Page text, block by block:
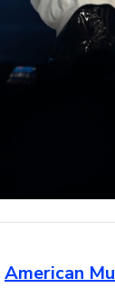
American